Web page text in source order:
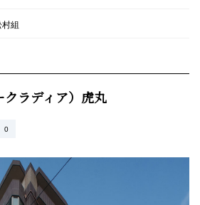
組
ラディア）虎丸
0